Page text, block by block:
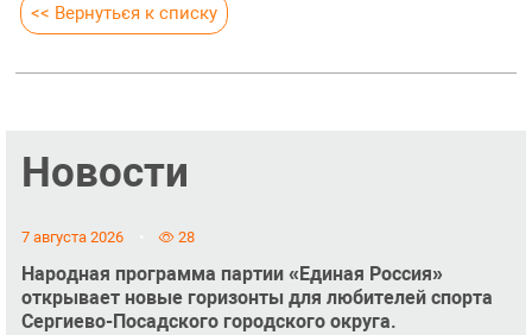
<< Вернуться к списку
Новости
7 августа 2026 28
Народная программа партии «Единая Россия»
открывает новые горизонты для любителей спорта
Сергиево-Посадского городского округа.